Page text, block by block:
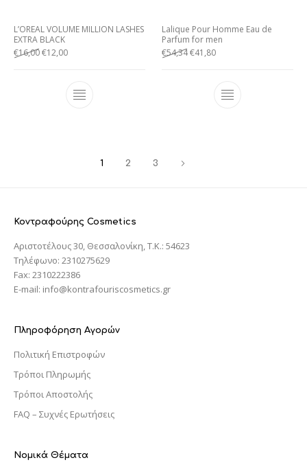
L’OREAL VOLUME MILLION LASHES
EXTRA BLACK
€16,00€12,00
Lalique Pour Homme Eau de
Parfum for men
€54,34€41,80
1 2 3
Κοντραφούρης Cosmetics
Αριστοτέλους 30, Θεσσαλονίκη, T.K.: 54623
Τηλέφωνο: 2310275629
Fax: 2310222386
E-mail: info@kontrafouriscosmetics.gr
Πληροφόρηση Αγορών
Πολιτική Επιστροφών
Τρόποι Πληρωμής
Τρόποι Αποστολής
FAQ – Συχνές Ερωτήσεις
Νομικά Θέματα